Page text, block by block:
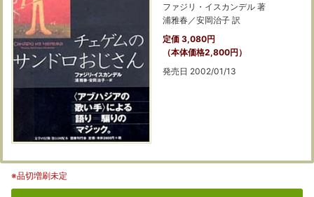
ファジリ・イスカンデル 著
浦雅春／安岡治子 訳
定価 3,080円
（本体価格2,800円）
発売日 2002/01/13
※品切増刷未定